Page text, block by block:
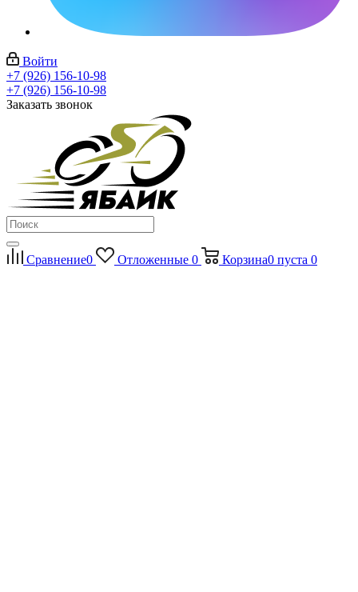
Войти
+7 (926) 156-10-98
+7 (926) 156-10-98
Заказать звонок
Сравнение0 Отложенные 0 Корзина0 пуста 0